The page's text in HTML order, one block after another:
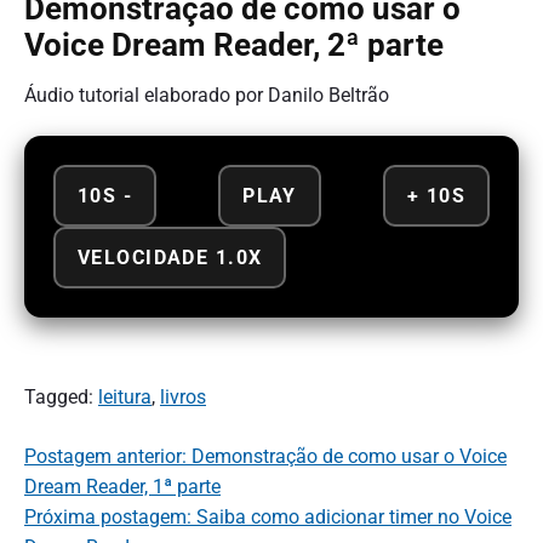
Demonstração de como usar o
Voice Dream Reader, 2ª parte
Áudio tutorial elaborado por Danilo Beltrão
10S - PLAY + 10S
VELOCIDADE 1.0X
Tagged: leitura, livros
Postagem anterior: Demonstração de como usar o Voice
Dream Reader, 1ª parte
Próxima postagem: Saiba como adicionar timer no Voice